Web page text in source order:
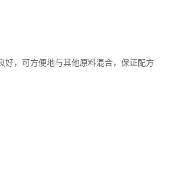
好，可方便地与其他原料混合，保证配方